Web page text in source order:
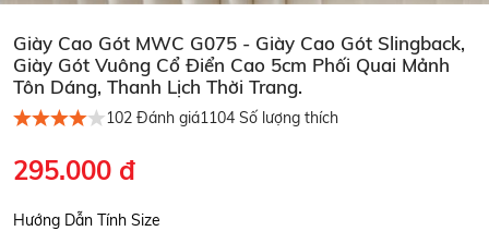
Giày Cao Gót MWC G075 - Giày Cao Gót Slingback,
Giày Gót Vuông Cổ Điển Cao 5cm Phối Quai Mảnh
Tôn Dáng, Thanh Lịch Thời Trang.
102 Đánh giá1104 Số lượng thích
295.000 đ
Hướng Dẫn Tính Size